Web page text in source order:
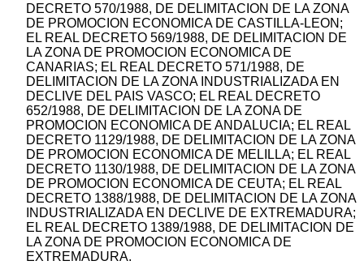
DECRETO 570/1988, DE DELIMITACION DE LA ZONA
DE PROMOCION ECONOMICA DE CASTILLA-LEON;
EL REAL DECRETO 569/1988, DE DELIMITACION DE
LA ZONA DE PROMOCION ECONOMICA DE
CANARIAS; EL REAL DECRETO 571/1988, DE
DELIMITACION DE LA ZONA INDUSTRIALIZADA EN
DECLIVE DEL PAIS VASCO; EL REAL DECRETO
652/1988, DE DELIMITACION DE LA ZONA DE
PROMOCION ECONOMICA DE ANDALUCIA; EL REAL
DECRETO 1129/1988, DE DELIMITACION DE LA ZONA
DE PROMOCION ECONOMICA DE MELILLA; EL REAL
DECRETO 1130/1988, DE DELIMITACION DE LA ZONA
DE PROMOCION ECONOMICA DE CEUTA; EL REAL
DECRETO 1388/1988, DE DELIMITACION DE LA ZONA
INDUSTRIALIZADA EN DECLIVE DE EXTREMADURA;
EL REAL DECRETO 1389/1988, DE DELIMITACION DE
LA ZONA DE PROMOCION ECONOMICA DE
EXTREMADURA.